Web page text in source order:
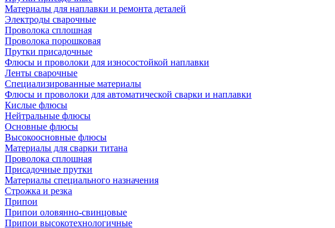
Материалы для наплавки и ремонта деталей
Электроды сварочные
Проволока сплошная
Проволока порошковая
Прутки присадочные
Флюсы и проволоки для износостойкой наплавки
Ленты сварочные
Специализированные материалы
Флюсы и проволоки для автоматической сварки и наплавки
Кислые флюсы
Нейтральные флюсы
Основные флюсы
Высокоосновные флюсы
Материалы для сварки титана
Проволока сплошная
Присадочные прутки
Материалы специального назначения
Строжка и резка
Припои
Припои оловянно-свинцовые
Припои высокотехнологичные